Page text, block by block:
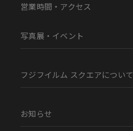
営業時間・アクセス
写真展・イベント
フジフイルム スクエアについて
お知らせ